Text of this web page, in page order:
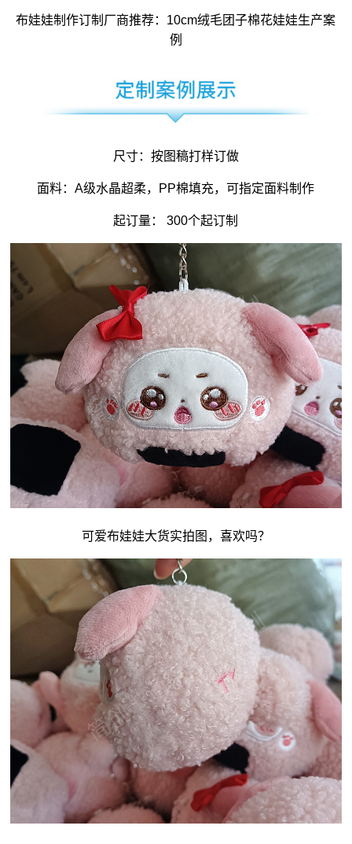
布娃娃制作订制厂商推荐：10cm绒毛团子棉花娃娃生产案
例
尺寸：按图稿打样订做
面料：A级水晶超柔，PP棉填充，可指定面料制作
起订量： 300个起订制
可爱布娃娃大货实拍图，喜欢吗？